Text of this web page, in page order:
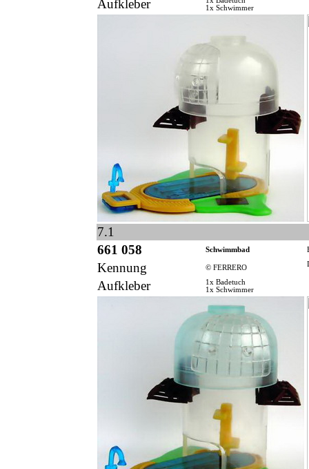
Aufkleber
1x Schwimmer
7.1
661 058
Schwimmbad
Kennung © FERRERO
Aufkleber
1x Badetuch
1x Schwimmer